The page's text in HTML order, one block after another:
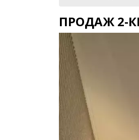
ПРОДАЖ 2-